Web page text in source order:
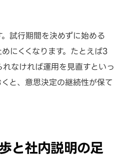
試行期間を決めずに始める
にくくなります。たとえば3
なければ運用を見直すといっ
と、意思決定の継続性が保て
と社内説明の足